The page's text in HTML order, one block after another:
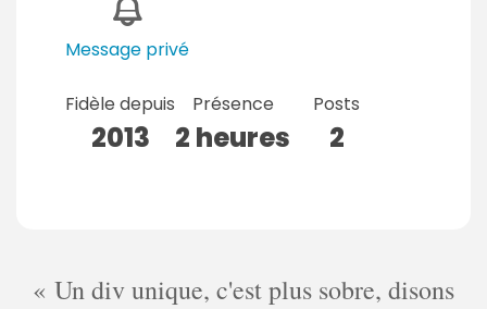
Message privé
Fidèle depuis
2013
Présence
2 heures
Posts
2
Un div unique, c'est plus sobre, disons